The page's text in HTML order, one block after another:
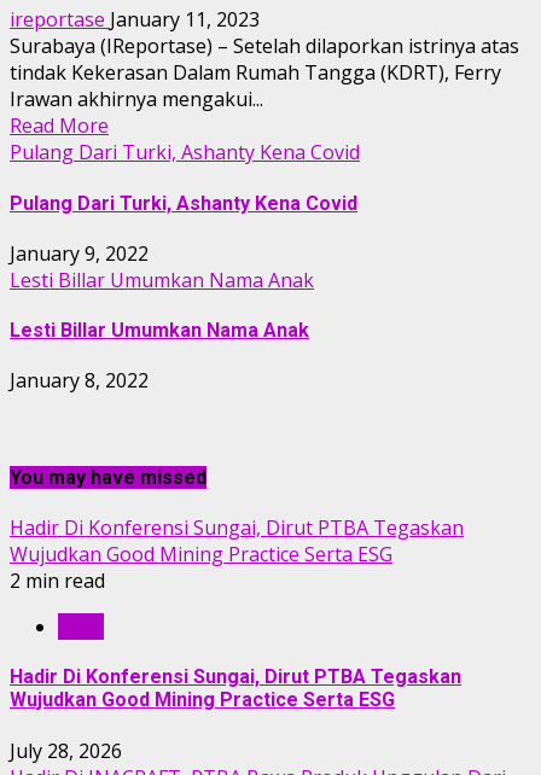
ireportase January 11, 2023
Surabaya (IReportase) – Setelah dilaporkan istrinya atas
tindak Kekerasan Dalam Rumah Tangga (KDRT), Ferry
Irawan akhirnya mengakui...
Read More
Pulang Dari Turki, Ashanty Kena Covid
Pulang Dari Turki, Ashanty Kena Covid
January 9, 2022
Lesti Billar Umumkan Nama Anak
Lesti Billar Umumkan Nama Anak
January 8, 2022
You may have missed
Hadir Di Konferensi Sungai, Dirut PTBA Tegaskan
Wujudkan Good Mining Practice Serta ESG
2 min read
Hadir Di Konferensi Sungai, Dirut PTBA Tegaskan
Wujudkan Good Mining Practice Serta ESG
July 28, 2026